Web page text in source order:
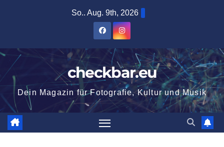
So.. Aug. 9th, 2026
checkbar.eu
Dein Magazin für Fotografie, Kultur und Musik